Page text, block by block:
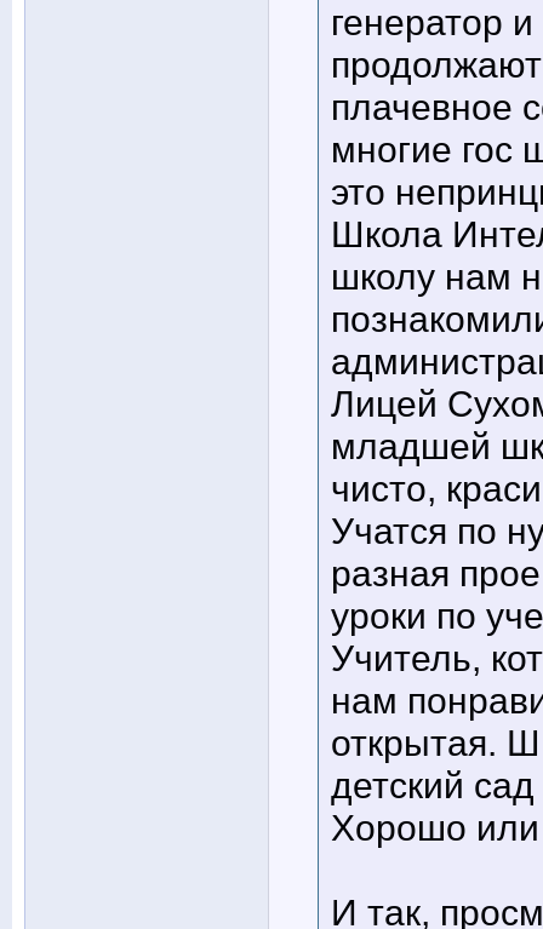
генератор
плачевное
многие гос
это
Школа
школу нам
Лицей
младшей
чисто,
Учатся по
разная
уроки по
Учитель,
нам
открытая.
детский
Хорошо
И так,